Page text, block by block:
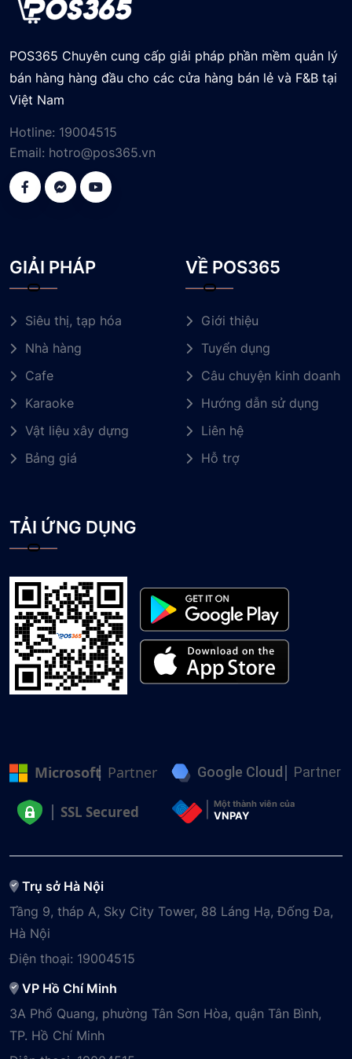
POS365 Chuyên cung cấp giải pháp phần mềm quản lý
bán hàng hàng đầu cho các cửa hàng bán lẻ và F&B tại
Việt Nam
Hotline: 19004515
Email: hotro@pos365.vn
GIẢI PHÁP
Siêu thị, tạp hóa
Nhà hàng
Cafe
Karaoke
Vật liệu xây dựng
Bảng giá
VỀ POS365
Giới thiệu
Tuyển dụng
Câu chuyện kinh doanh
Hướng dẫn sử dụng
Liên hệ
Hỗ trợ
TẢI ỨNG DỤNG
Microsoft Partner Google Cloud Partner
SSL Secured Một thành viên của
VNPAY
Trụ sở Hà Nội
Tầng 9, tháp A, Sky City Tower, 88 Láng Hạ, Đống Đa,
Hà Nội
Điện thoại: 19004515
VP Hồ Chí Minh
3A Phổ Quang, phường Tân Sơn Hòa, quận Tân Bình,
TP. Hồ Chí Minh